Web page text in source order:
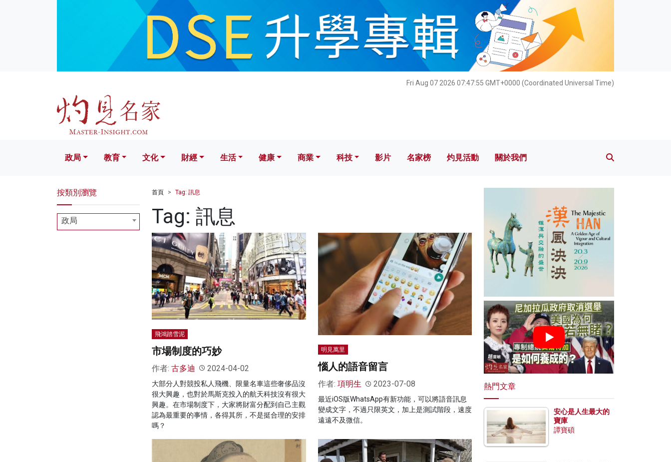
Fri Aug 07 2026 07:47:56 GMT+0000 (Coordinated Universal Time)
文化 財經 生活 健康 科技 影片 名家榜 灼見活動 關於我們
政局 教育 文化 財經 生活 健康 商業 科技 影片 名家榜 灼見活動 關於我們
首頁 Tag: 訊息
Tag: 訊息
飛鴻踏雪泥
市場制度的巧妙
作者: 古多迪 2024-04-02
大部分人對競投私人飛機、限量名車這些奢侈品沒
很大興趣，也對於馬斯克投入的航天科技沒有很大
興趣。在市場制度下，大家將財富分配到自己主觀
認為最重要的事情，各得其所，不是挺合理的安排
嗎？
明見萬里
惱人的語音留言
作者: 項明生 2023-07-08
最近iOS版WhatsApp有新功能，可以將語音訊息
變成文字，不過只限英文，加上是測試階段，速度
遠遠不及微信。
按類別瀏覽
政局
熱門文章
安心是人生最大的
寶庫
譚寶碩